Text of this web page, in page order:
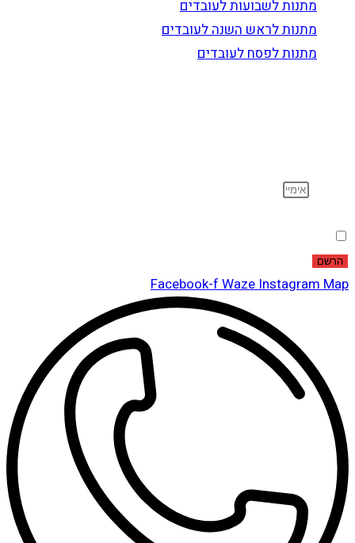
מתנות לשבועות לעובדים
מתנות לראש השנה לעובדים
מתנות לפסח לעובדים
הרשם
Facebook-f Waze Instagram Map